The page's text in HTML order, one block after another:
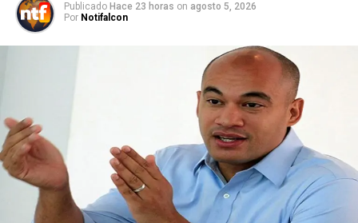
Publicado Hace 23 horas on agosto 5, 2026
Por Notifalcon